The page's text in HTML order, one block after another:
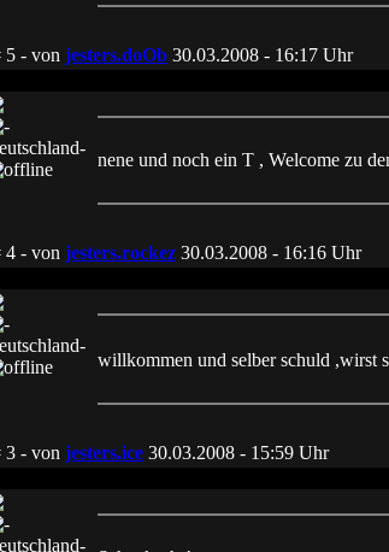
- von jesters.doOb 30.03.2008 - 16:17 Uhr
nene und noch ein T , Welcome zu
- von jesters.rockez 30.03.2008 - 16:16 Uhr
willkommen und selber schuld ,wirst
- von jesters.ice 30.03.2008 - 15:59 Uhr